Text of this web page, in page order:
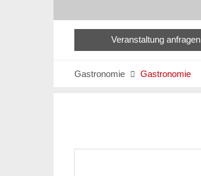
Veranstaltung anfragen
Gastronomie  Gastronomie